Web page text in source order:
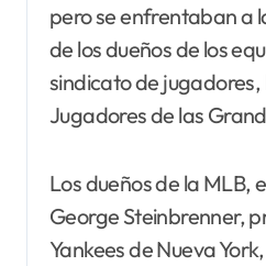
pero se enfrentaban a
de los dueños de los
sindicato de jugadores,
Jugadores de las
Los dueños de la MLB,
George Steinbrenner,
Yankees de Nueva